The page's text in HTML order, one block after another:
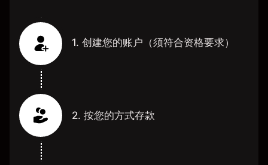
1. 创建您的账户（须符合资格要求）
2. 按您的方式存款